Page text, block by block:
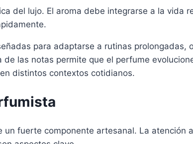
del lujo. El aroma debe integrarse a la vida
para adaptarse a rutinas prolongadas,
las notas permite que el perfume
distintos contextos cotidianos.
fuerte componente artesanal. La atención